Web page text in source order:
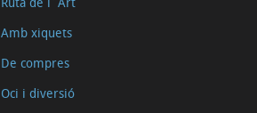
Amb xiquets
De compres
Oci i diversió